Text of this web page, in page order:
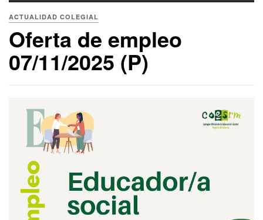
ACTUALIDAD COLEGIAL
Oferta de empleo
07/11/2025 (P)